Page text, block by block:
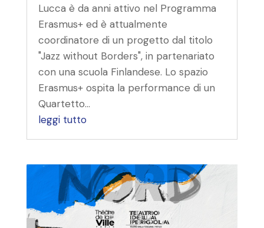
Lucca è da anni attivo nel Programma
Erasmus+ ed è attualmente
coordinatore di un progetto dal titolo
"Jazz without Borders", in partenariato
con una scuola Finlandese. Lo spazio
Erasmus+ ospita la performance di un
Quartetto...
leggi tutto